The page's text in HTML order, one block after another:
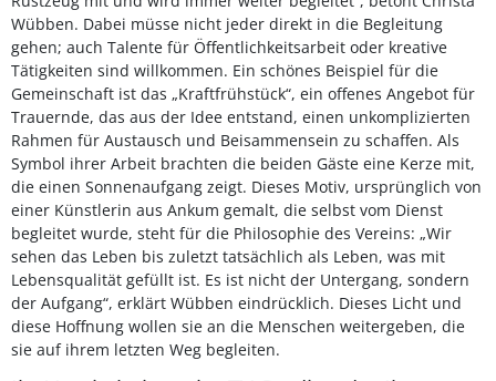
Wübben. Dabei müsse nicht jeder direkt in die Begleitung
gehen; auch Talente für Öffentlichkeitsarbeit oder kreative
Tätigkeiten sind willkommen. Ein schönes Beispiel für die
Gemeinschaft ist das „Kraftfrühstück“, ein offenes Angebot für
Trauernde, das aus der Idee entstand, einen unkomplizierten
Rahmen für Austausch und Beisammensein zu schaffen. Als
Symbol ihrer Arbeit brachten die beiden Gäste eine Kerze mit,
die einen Sonnenaufgang zeigt. Dieses Motiv, ursprünglich von
einer Künstlerin aus Ankum gemalt, die selbst vom Dienst
begleitet wurde, steht für die Philosophie des Vereins: „Wir
sehen das Leben bis zuletzt tatsächlich als Leben, was mit
Lebensqualität gefüllt ist. Es ist nicht der Untergang, sondern
der Aufgang“, erklärt Wübben eindrücklich. Dieses Licht und
diese Hoffnung wollen sie an die Menschen weitergeben, die
sie auf ihrem letzten Weg begleiten.